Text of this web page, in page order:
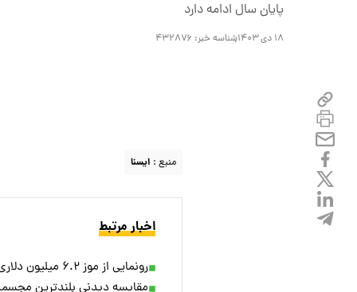
پایان سال ادامه دارد
۱۸ دی ۱۴۰۳ شناسه خبر: ۴۳۲۸۷۶
منبع : ایسنا
اخبار مرتبط
رونمایی از موز ۶.۲ میلیون دلاری + ویدئو